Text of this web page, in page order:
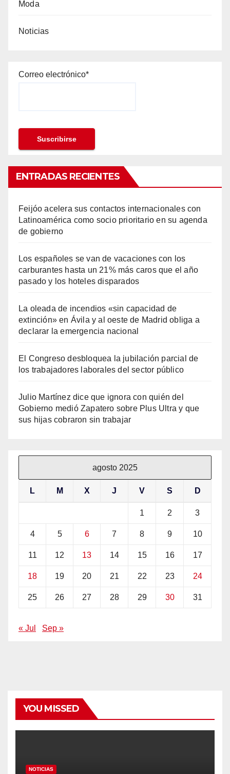
Moda
Noticias
Correo electrónico*
ENTRADAS RECIENTES
Feijóo acelera sus contactos internacionales con
Latinoamérica como socio prioritario en su agenda
de gobierno
Los españoles se van de vacaciones con los
carburantes hasta un 21% más caros que el año
pasado y los hoteles disparados
La oleada de incendios «sin capacidad de
extinción» en Ávila y al oeste de Madrid obliga a
declarar la emergencia nacional
El Congreso desbloquea la jubilación parcial de
los trabajadores laborales del sector público
Julio Martínez dice que ignora con quién del
Gobierno medió Zapatero sobre Plus Ultra y que
sus hijas cobraron sin trabajar
agosto 2025
L M X J V S D
1 2 3
4 5 6 7 8 9 10
11 12 13 14 15 16 17
18 19 20 21 22 23 24
25 26 27 28 29 30 31
« Jul Sep »
YOU MISSED
NOTICIAS